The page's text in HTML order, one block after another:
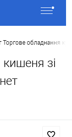
Торгове обладнання
зі